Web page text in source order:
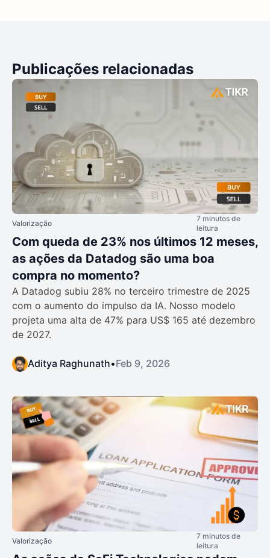
Publicações relacionadas
Valorização
7 minutos de
leitura
Com queda de 23% nos últimos 12 meses,
as ações da Datadog são uma boa
compra no momento?
A Datadog subiu 28% no terceiro trimestre de 2025
com o aumento do impulso da IA. Nosso modelo
projeta uma alta de 47% para US$ 165 até dezembro
de 2027.
Aditya Raghunath•Feb 9, 2026
Valorização
7 minutos de
leitura